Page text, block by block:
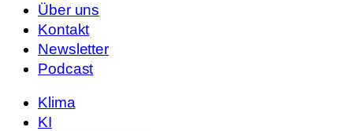
Über uns
Kontakt
Newsletter
Podcast
Klima
KI